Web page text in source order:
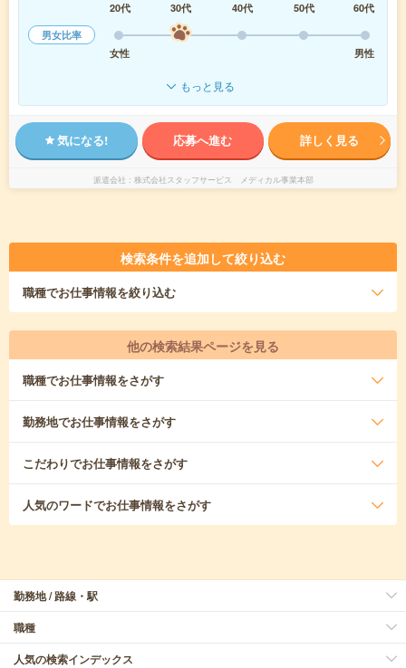
20代
30代 40代 50代
60代
男女比率
女性
男性
もっと見る
気になる! 応募へ進む 詳しく見る
派遣会社 株式会社スタッフサービス メディカル事業本部
検索条件を追加して絞り込む
職種でお仕事情報を絞り込む
他の検索結果ページを見る
職種でお仕事情報をさがす
勤務地でお仕事情報をさがす
こだわりでお仕事情報をさがす
人気のワードでお仕事情報をさがす
勤務地 / 路線・駅
職種
人気の検索インデックス